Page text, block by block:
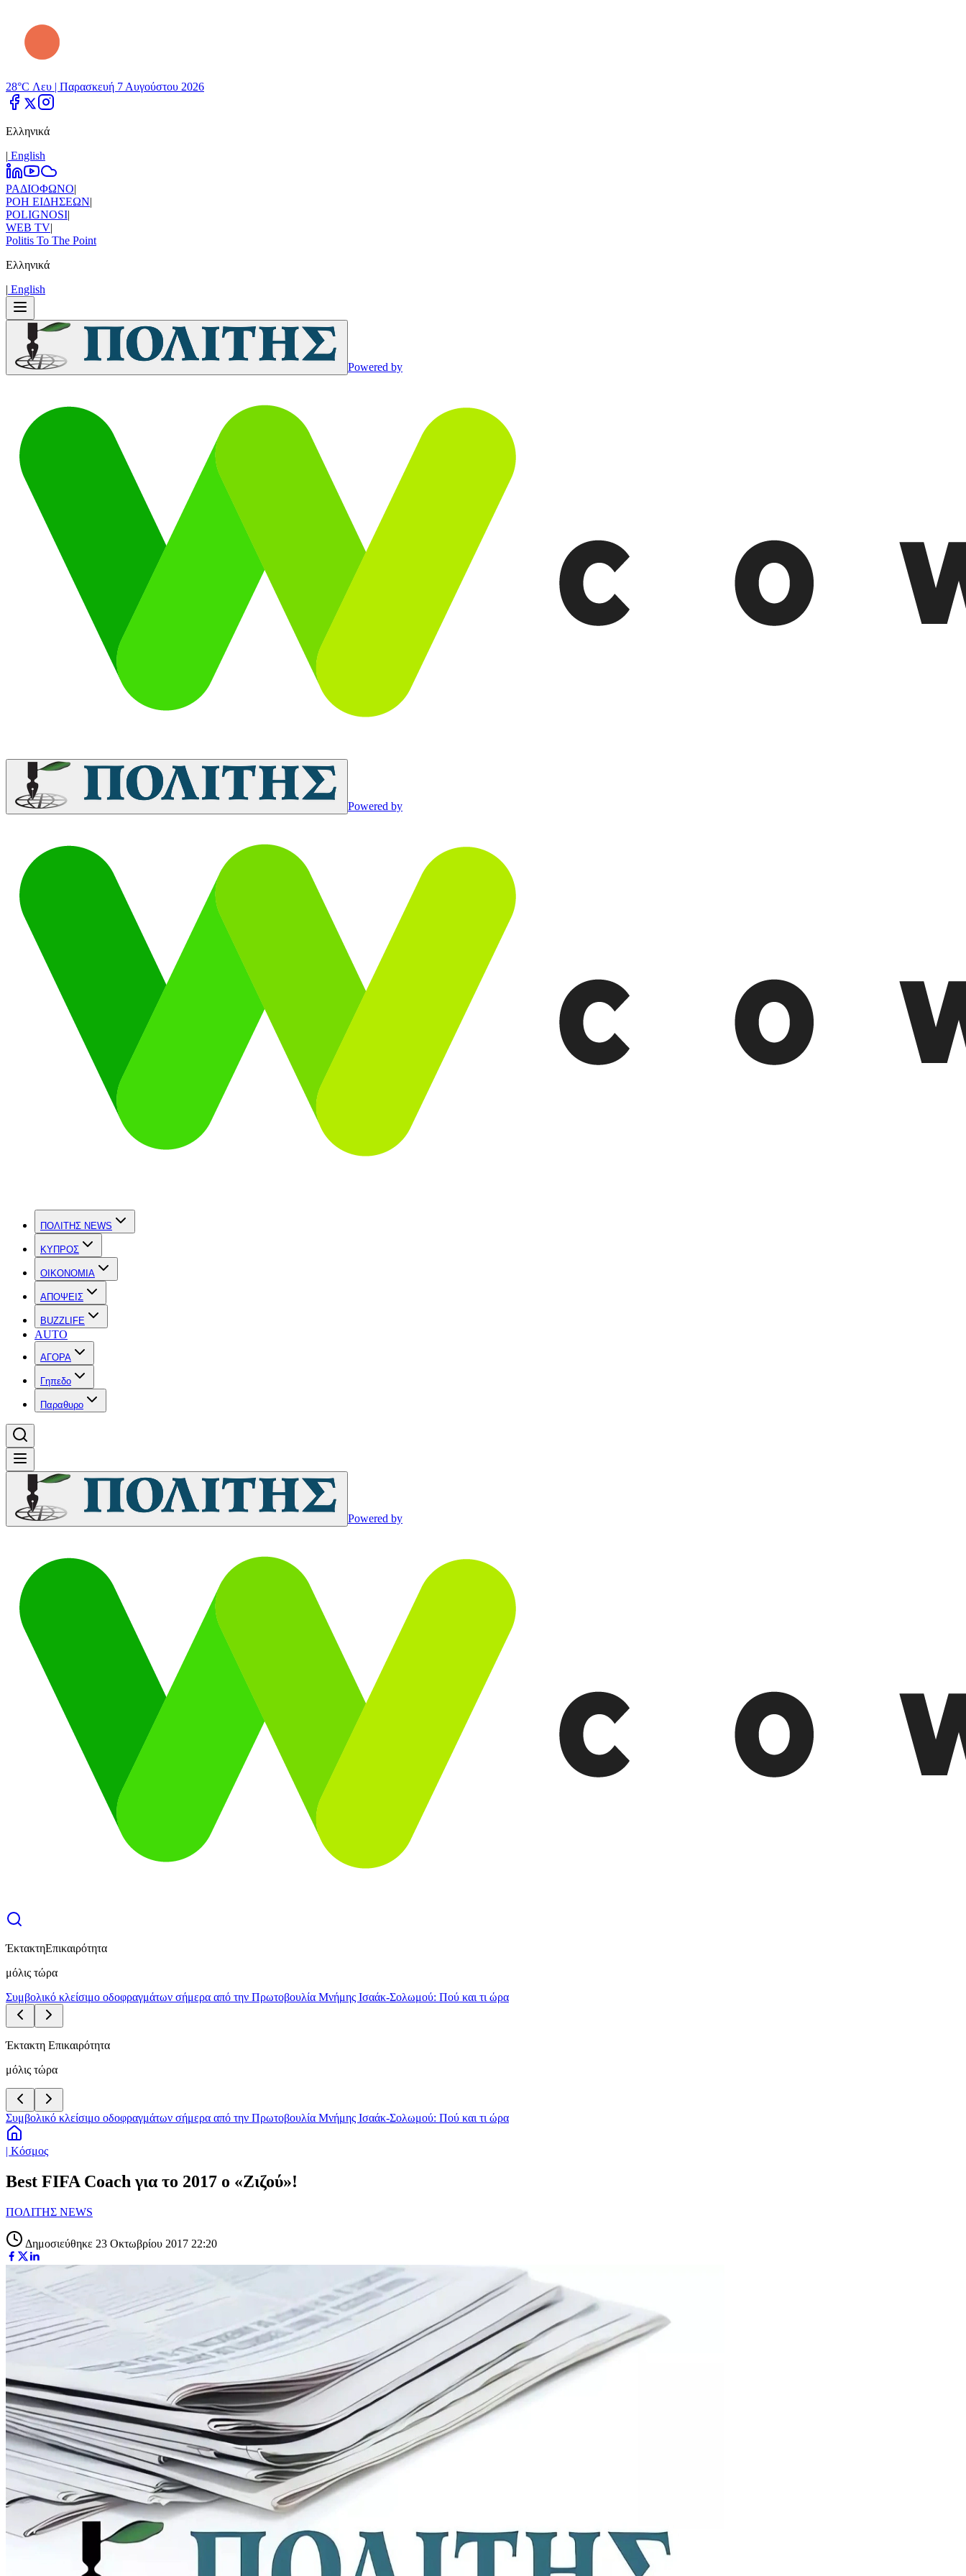
28°C Λευ | Παρασκευή 7 Αυγούστου 2026
Ελληνικά
| Εnglish
ΡΑΔΙΟΦΩΝΟ|
ΡΟΗ ΕΙΔΗΣΕΩΝ|
POLIGNOSI|
WEB TV|
Politis To The Point
Ελληνικά
| Εnglish
Powered by
Powered by
ΠΟΛΙΤΗΣ NEWS
ΚΥΠΡΟΣ
OIKONOMIA
ΑΠΟΨΕΙΣ
BUZZLIFE
AUTO
ΑΓΟΡΑ
Γηπεδο
Παραθυρο
Powered by
ΈκτακτηΕπικαιρότητα
μόλις τώρα
Συμβολικό κλείσιμο οδοφραγμάτων σήμερα από την Πρωτοβουλία Μνήμης Ισαάκ-Σολωμού: Πού και τι ώρα
Έκτακτη Επικαιρότητα
μόλις τώρα
Συμβολικό κλείσιμο οδοφραγμάτων σήμερα από την Πρωτοβουλία Μνήμης Ισαάκ-Σολωμού: Πού και τι ώρα
| Κόσμος
Best FIFA Coach για το 2017 ο «Ζιζού»!
ΠΟΛΙΤΗΣ NEWS
Δημοσιεύθηκε 23 Οκτωβρίου 2017 22:20